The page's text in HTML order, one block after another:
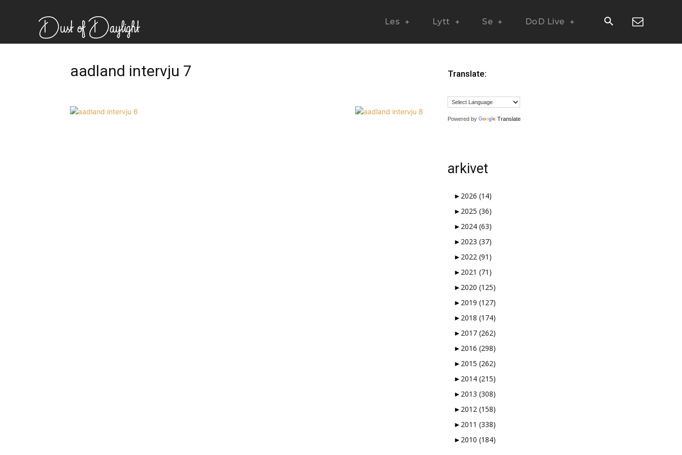
Passer din musikk inn blant platene vi skriver om? Dust of Daylight er på mange måter en nisjeblogg, så
etter musikken din. Og uten å måtte logge inn…
. Dropbox er fint, eller et av de andre hundrevis av fildelingsverktøyene som finnes. En
. Flere i redaksjonen styrer unna
disse stedene, så henvendelser med linker dit som eneste sted får dessverre møte “delete”-knappen.
. Og gjerne linker til din nettside eller en Facebookside hvor
Det er lov å purre oss opp etter en liten stund. Erfaringsmessig så er det uhyre vanskelig å få hørt og sjekket alt, så en
Les Lytt Se DoD Live
aadland intervju 7 Translate:
Powered by Translate
arkivet
► 2026 (14)
► 2025 (36)
► 2024 (63)
► 2023 (37)
► 2022 (91)
► 2021 (71)
► 2020 (125)
► 2019 (127)
► 2018 (174)
► 2017 (262)
► 2016 (298)
► 2015 (262)
► 2014 (215)
► 2013 (308)
► 2012 (158)
► 2011 (338)
► 2010 (184)